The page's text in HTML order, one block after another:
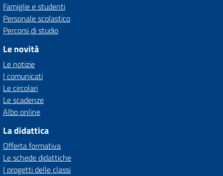
Famiglie e studenti
Personale scolastico
Percorsi di studio
Le novità
Le notizie
I comunicati
Le circolari
Le scadenze
Albo online
La didattica
Offerta formativa
Le schede didattiche
I progetti delle classi